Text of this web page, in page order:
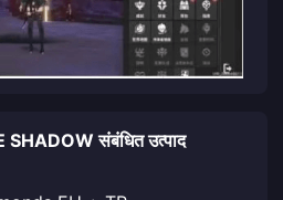
संबंधित उत्पाद